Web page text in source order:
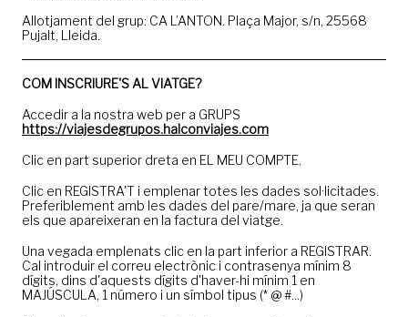
Allotjament del grup: CA L’ANTON. Plaça Major, s/n, 25568
Pujalt, Lleida.
COM INSCRIURE'S AL VIATGE?
Accedir a la nostra web per a GRUPS
https://viajesdegrupos.halconviajes.com
Clic en part superior dreta en EL MEU COMPTE.
Clic en REGISTRA'T i emplenar totes les dades sol·licitades.
Preferiblement amb les dades del pare/mare, ja que seran
els que apareixeran en la factura del viatge.
Una vegada emplenats clic en la part inferior a REGISTRAR.
Cal introduir el correu electrònic i contrasenya mínim 8
dígits, dins d'aquests dígits d'haver-hi mínim 1 en
MAJÚSCULA, 1 número i un símbol tipus (* @ #...)